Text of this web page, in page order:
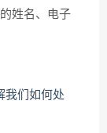
姓名、电子
我们如何处